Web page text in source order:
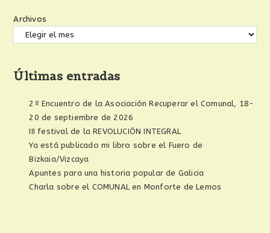
Archivos
Últimas entradas
2º Encuentro de la Asociación Recuperar el Comunal, 18-
20 de septiembre de 2026
III festival de la REVOLUCIÓN INTEGRAL
Ya está publicado mi libro sobre el Fuero de
Bizkaia/Vizcaya
Apuntes para una historia popular de Galicia
Charla sobre el COMUNAL en Monforte de Lemos